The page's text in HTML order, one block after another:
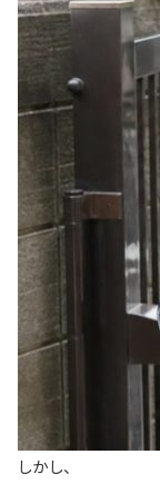
しかし、